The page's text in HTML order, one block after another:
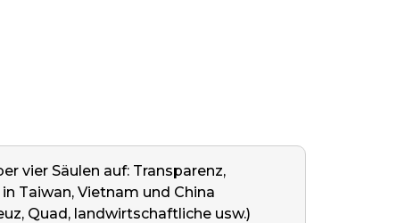
vier Säulen auf: Transparenz,
Taiwan, Vietnam und China
Quad, landwirtschaftliche usw.)